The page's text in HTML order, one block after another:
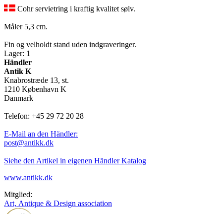
Cohr servietring i kraftig kvalitet sølv.
Måler 5,3 cm.
Fin og velholdt stand uden indgraveringer.
Lager: 1
Händler
Antik K
Knabrostræde 13, st.
1210 København K
Danmark
Telefon: +45 29 72 20 28
E-Mail an den Händler:
post@antikk.dk
Siehe den Artikel in eigenen Händler Katalog
www.antikk.dk
Mitglied:
Art, Antique & Design association